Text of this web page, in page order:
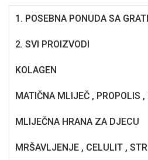
1. POSEBNA PONUDA SA
2. SVI PROIZVODI
KOLAGEN
MATIČNA MLIJEČ , PROPOLIS ,
MLIJEČNA HRANA ZA DJECU
MRŠAVLJENJE , CELULIT ,